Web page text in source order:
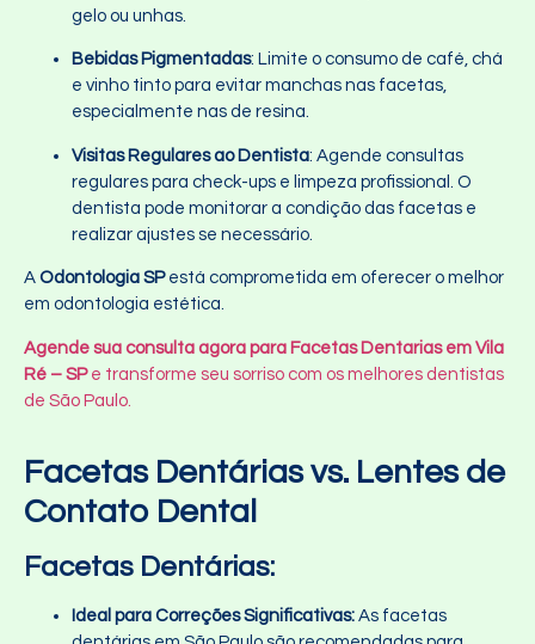
gelo ou unhas.
Bebidas Pigmentadas: Limite o consumo de café, chá
e vinho tinto para evitar manchas nas facetas,
especialmente nas de resina.
Visitas Regulares ao Dentista: Agende consultas
regulares para check-ups e limpeza profissional. O
dentista pode monitorar a condição das facetas e
realizar ajustes se necessário.
A Odontologia SPestá comprometida em oferecer o melhor
em odontologia estética.
Agende sua consulta agora para Facetas Dentarias em Vila
Ré – SP e transforme seu sorriso com os melhores dentistas
de São Paulo.
Facetas Dentárias vs. Lentes de
Contato Dental
Facetas Dentárias:
Ideal para Correções Significativas: As facetas